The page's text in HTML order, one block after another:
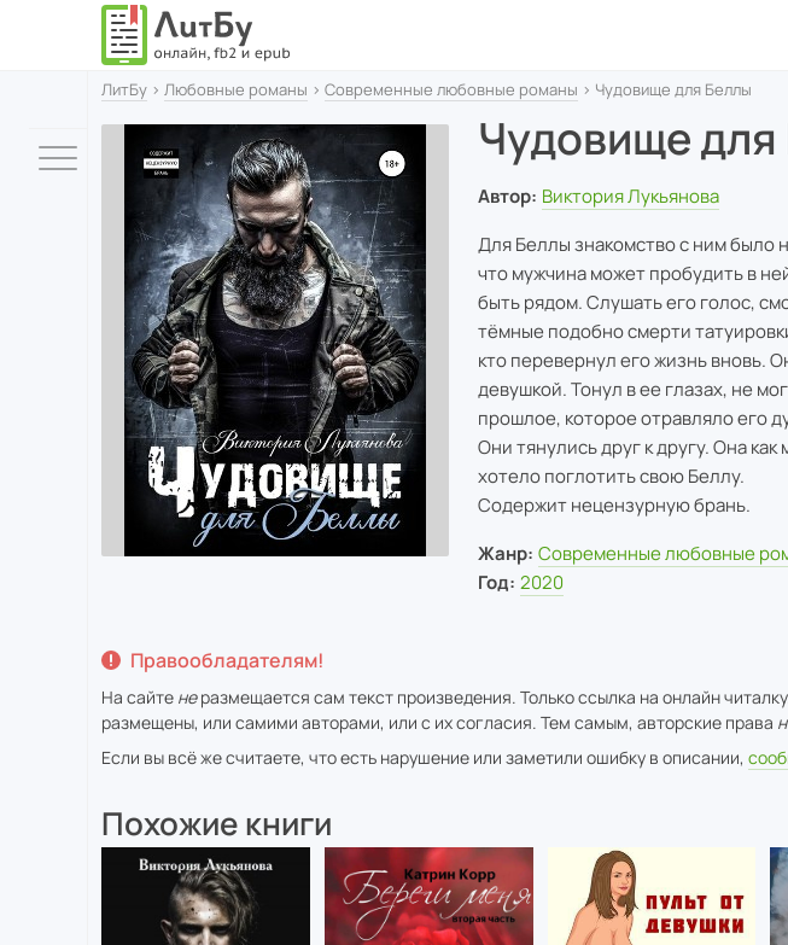
ЛитБу › Любовные романы › Современные любовные романы › Чудовище для Беллы
Чудовище
Автор: Виктория Лукьянова
Для Беллы знакомство с ним было
что мужчина может пробудить в
быть рядом. Слушать его голос,
тёмные подобно смерти
кто перевернул его жизнь вновь.
девушкой. Тонул в ее глазах, не
прошлое, которое отравляло его
Они тянулись друг к другу. Она
хотело поглотить свою Беллу.
Содержит нецензурную брань.
Жанр: Современные любовные
Год: 2020
Правообладателям!
На сайте неразмещается сам текст произведения. Только ссылка на онлайн
размещены, или самими авторами, или с их согласия. Тем самым, авторские права
Если вы всё же считаете, что есть нарушение или заметили ошибку в описании,
Похожие книги